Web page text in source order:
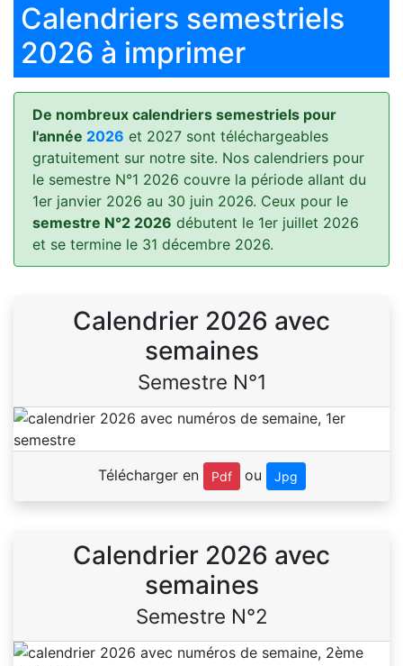
Calendriers semestriels
2026 à imprimer
De nombreux calendriers semestriels pour
l'année 2026 et 2027 sont téléchargeables
gratuitement sur notre site. Nos calendriers pour
le semestre N°1 2026 couvre la période allant du
1er janvier 2026 au 30 juin 2026. Ceux pour le
semestre N°2 2026 débutent le 1er juillet 2026
et se termine le 31 décembre 2026.
Calendrier 2026 avec
semaines
Semestre N°1
Télécharger en Pdf ou Jpg
Calendrier 2026 avec
semaines
Semestre N°2